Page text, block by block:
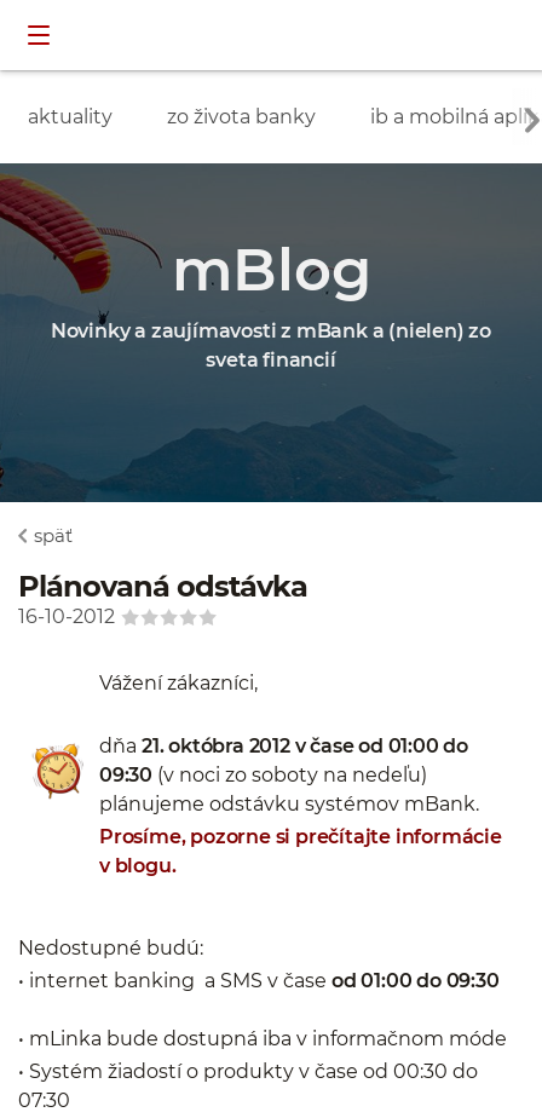
aktuality zo života banky ib a mobilná
mBlog
Novinky a zaujímavosti z mBank a (nielen) zo
sveta financií
späť
Plánovaná odstávka
16-10-2012
Vážení zákazníci,
dňa 21. októbra 2012 v čase od 01:00 do
09:30 (v noci zo soboty na nedeľu)
plánujeme odstávku systémov mBank.
Prosíme, pozorne si prečítajte informácie
v blogu.
Nedostupné budú:
• internet banking a SMS v čase od 01:00 do 09:30
• mLinka bude dostupná iba v informačnom móde
• Systém žiadostí o produkty v čase od 00:30 do
07:30